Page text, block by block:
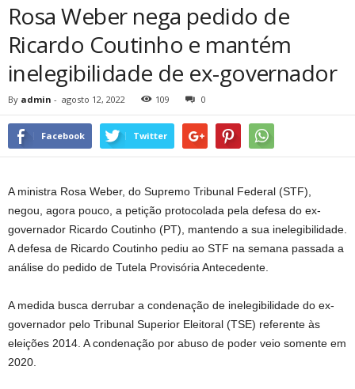
Rosa Weber nega pedido de
Ricardo Coutinho e mantém
inelegibilidade de ex-governador
By admin - agosto 12, 2022 109 0
Facebook Twitter
A ministra Rosa Weber, do Supremo Tribunal Federal (STF),
negou, agora pouco, a petição protocolada pela defesa do ex-
governador Ricardo Coutinho (PT), mantendo a sua inelegibilidade.
A defesa de Ricardo Coutinho pediu ao STF na semana passada a
análise do pedido de Tutela Provisória Antecedente.
A medida busca derrubar a condenação de inelegibilidade do ex-
governador pelo Tribunal Superior Eleitoral (TSE) referente às
eleições 2014. A condenação por abuso de poder veio somente em
2020.